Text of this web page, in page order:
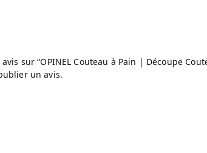
sur “OPINEL Couteau à Pain | Découpe
un avis.